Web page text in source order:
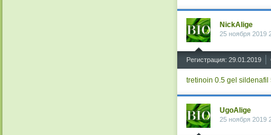
NickAlige
25 ноября 2019
Регистрация: 29.01.2019
tretinoin 0.5 gel sildenafil
UgoAlige
25 ноября 2019